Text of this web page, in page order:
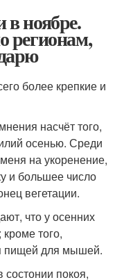
ноябре.
регионам,
более крепкие и
насчёт того,
осенью. Среди
на укоренение,
и большее число
вегетации.
что у осенних
того,
пищей для мышей.
покоя,